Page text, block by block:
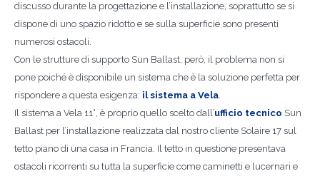
discusso durante la progettazione e l’installazione, soprattutto se si
dispone di uno spazio ridotto e se sulla superficie sono presenti
numerosi ostacoli.
Con le strutture di supporto Sun Ballast, però, il problema non si
pone poiché è disponibile un sistema che è la soluzione perfetta per
rispondere a questa esigenza: il sistema a Vela.
Il sistema a Vela 11°, è proprio quello scelto dall’ufficio tecnico Sun
Ballast per l’installazione realizzata dal nostro cliente Solaire 17 sul
tetto piano di una casa in Francia. Il tetto in questione presentava
ostacoli ricorrenti su tutta la superficie come caminetti e lucernari e